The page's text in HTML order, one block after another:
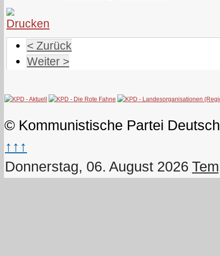
< Zurück
Weiter >
© Kommunistische Partei
↑↑↑
Donnerstag, 06. August 2026